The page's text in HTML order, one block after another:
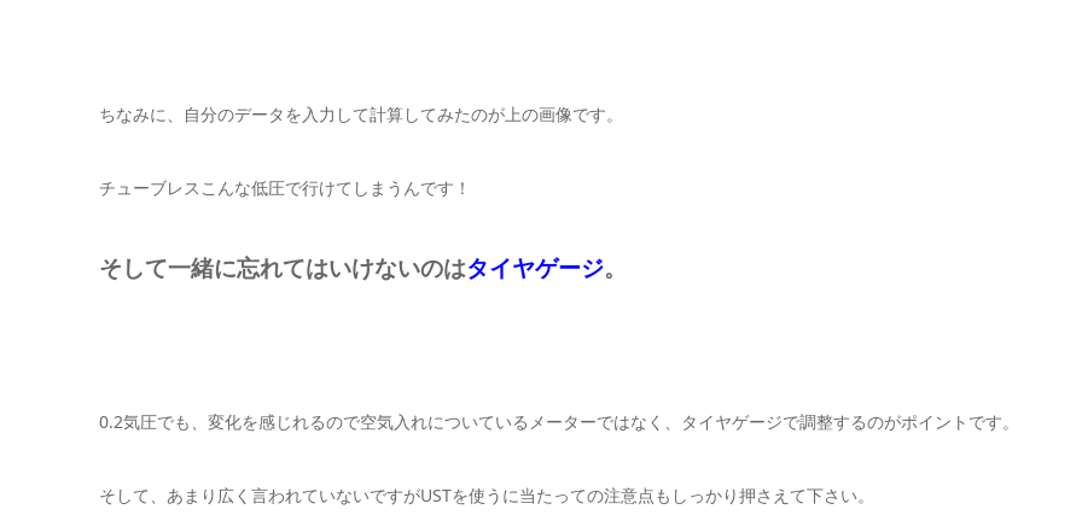
ちなみに、自分のデータを入力して計算してみたのが上の画像です。
チューブレスこんな低圧で行けてしまうんです！
そして一緒に忘れてはいけないのはタイヤゲージ。
0.2気圧でも、変化を感じれるので空気入れについているメーターではなく、タイヤゲージで調整するのがポイントです。
そして、あまり広く言われていないですがUSTを使うに当たっての注意点もしっかり押さえて下さい。